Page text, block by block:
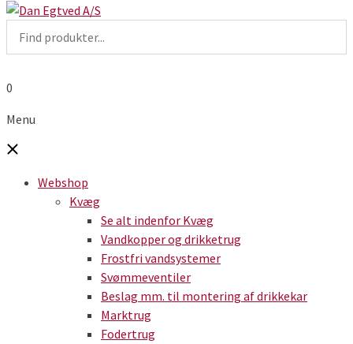
0
Menu
Webshop
Kvæg
Se alt indenfor Kvæg
Vandkopper og drikketrug
Frostfri vandsystemer
Svømmeventiler
Beslag mm. til montering af drikkekar
Marktrug
Fodertrug